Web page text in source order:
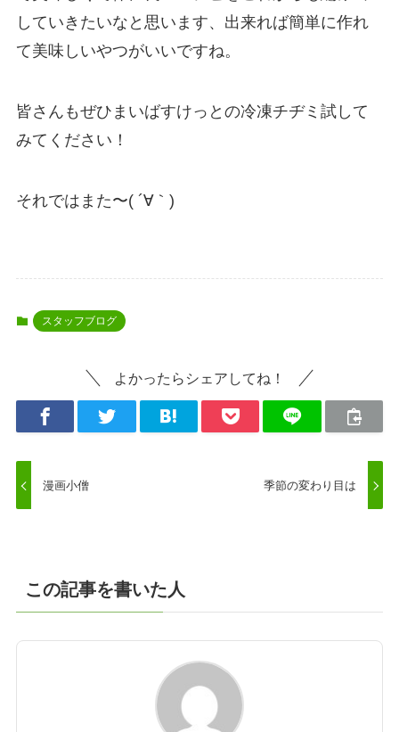
していきたいなと思います、出来れば簡単に作れ
て美味しいやつがいいですね。
皆さんもぜひまいばすけっとの冷凍チヂミ試して
みてください！
それではまた〜( ´∀｀)
スタッフブログ
よかったらシェアしてね！
漫画小僧 季節の変わり目は
この記事を書いた人